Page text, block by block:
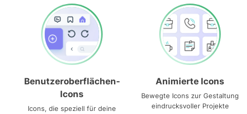
Benutzeroberflächen-
Icons
Icons, die speziell für deine
Animierte Icons
Bewegte Icons zur Gestaltung
eindrucksvoller Projekte